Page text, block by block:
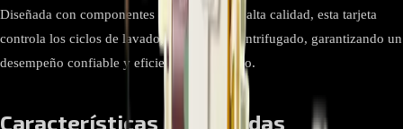
Diseñada con componentes electrónicos de alta calidad, esta tarjeta
controla los ciclos de lavado, enjuague y centrifugado, garantizando un
desempeño confiable y eficiente en cada uso.
Características Destacadas